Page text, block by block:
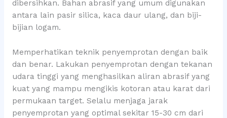
dibersihkan. Bahan abrasif yang umum digunakan
antara lain pasir silica, kaca daur ulang, dan biji-
bijian logam.
Memperhatikan teknik penyemprotan dengan baik
dan benar. Lakukan penyemprotan dengan tekanan
udara tinggi yang menghasilkan aliran abrasif yang
kuat yang mampu mengikis kotoran atau karat dari
permukaan target. Selalu menjaga jarak
penyemprotan yang optimal sekitar 15-30 cm dari